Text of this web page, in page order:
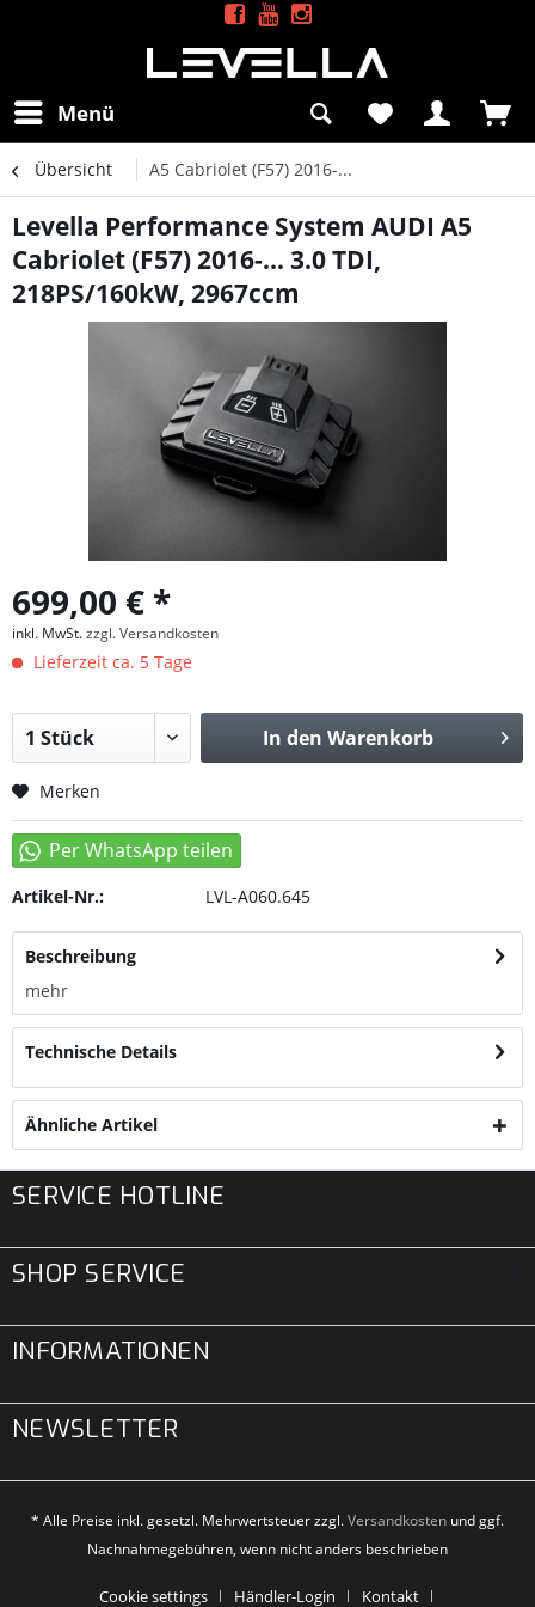
Menü
Übersicht A5 Cabriolet (F57) 2016-...
Levella Performance System AUDI A5
Cabriolet (F57) 2016-... 3.0 TDI,
218PS/160kW, 2967ccm
699,00 € *
inkl. MwSt.zzgl. Versandkosten
Lieferzeit ca. 5 Tage
In den Warenkorb
Merken
Artikel-Nr.: LVL-A060.645
Beschreibung
mehr
Technische Details
Ähnliche Artikel
SERVICE HOTLINE
SHOP SERVICE
INFORMATIONEN
NEWSLETTER
* Alle Preise inkl. gesetzl. Mehrwertsteuer zzgl.Versandkosten und ggf.
Nachnahmegebühren, wenn nicht anders beschrieben
Cookie settings Händler-Login Kontakt